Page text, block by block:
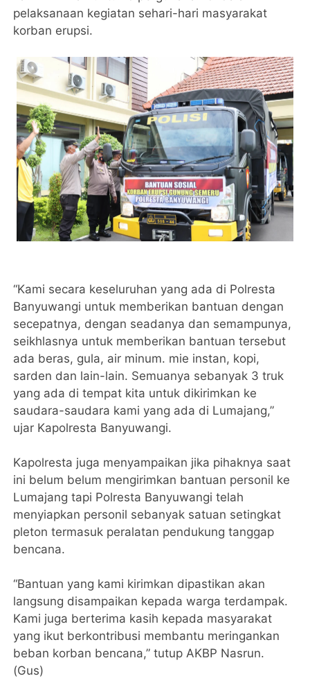
pelaksanaan kegiatan sehari-hari masyarakat
korban erupsi.
“Kami secara keseluruhan yang ada di Polresta
Banyuwangi untuk memberikan bantuan dengan
secepatnya, dengan seadanya dan semampunya,
seikhlasnya untuk memberikan bantuan tersebut
ada beras, gula, air minum. mie instan, kopi,
sarden dan lain-lain. Semuanya sebanyak 3 truk
yang ada di tempat kita untuk dikirimkan ke
saudara-saudara kami yang ada di Lumajang,”
ujar Kapolresta Banyuwangi.
Kapolresta juga menyampaikan jika pihaknya saat
ini belum belum mengirimkan bantuan personil ke
Lumajang tapi Polresta Banyuwangi telah
menyiapkan personil sebanyak satuan setingkat
pleton termasuk peralatan pendukung tanggap
bencana.
“Bantuan yang kami kirimkan dipastikan akan
langsung disampaikan kepada warga terdampak.
Kami juga berterima kasih kepada masyarakat
yang ikut berkontribusi membantu meringankan
beban korban bencana,” tutup AKBP Nasrun.
(Gus)